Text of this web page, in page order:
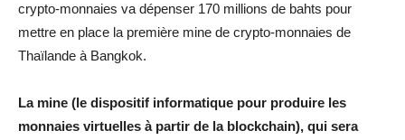
crypto-monnaies va dépenser 170 millions de bahts pour
mettre en place la première mine de crypto-monnaies de
Thaïlande à Bangkok.
La mine (le dispositif informatique pour produire les
monnaies virtuelles à partir de la blockchain), qui sera